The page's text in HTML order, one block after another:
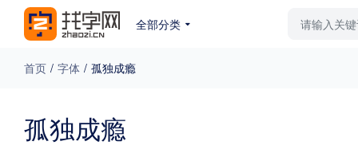
全部分类
免费下载 收费下载
首页 / 字体 / 孤独成瘾
孤独成瘾